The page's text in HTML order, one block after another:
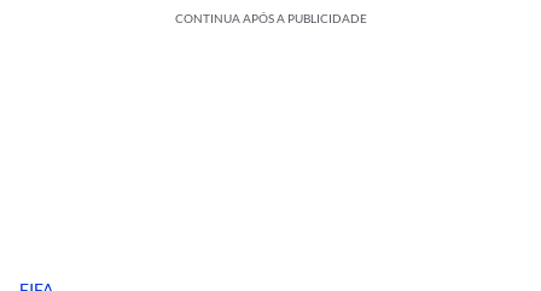
CONTINUA APÓS A PUBLICIDADE